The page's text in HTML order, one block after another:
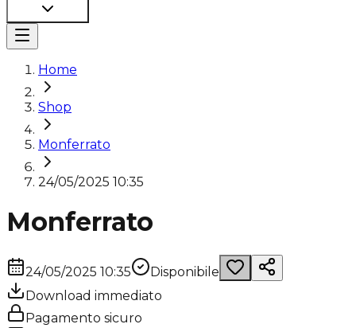
Home
Shop
Monferrato
24/05/2025 10:35
Monferrato
24/05/2025 10:35
Disponibile
Download immediato
Pagamento sicuro